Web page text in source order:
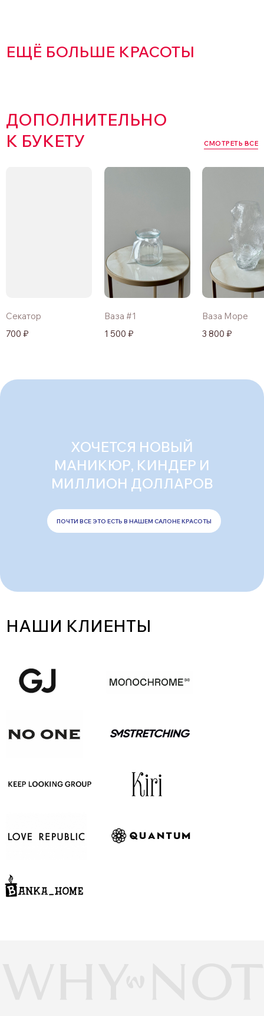
ЕЩЁ БОЛЬШЕ КРАСОТЫ
ДОПОЛНИТЕЛЬНО
К БУКЕТУ
СМОТРЕТЬ ВСЕ
1 500 ₽
Ваза #1
3 800 ₽
Ваза Море
700 ₽
Секатор
ХОЧЕТСЯ НОВЫЙ
МАНИКЮР, КИНДЕР И
МИЛЛИОН ДОЛЛАРОВ
ПОЧТИ ВСЕ ЭТО ЕСТЬ В НАШЕМ САЛОНЕ КРАСОТЫ
НАШИ КЛИЕНТЫ